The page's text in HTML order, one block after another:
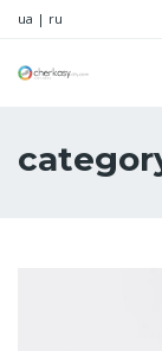
ua | ru